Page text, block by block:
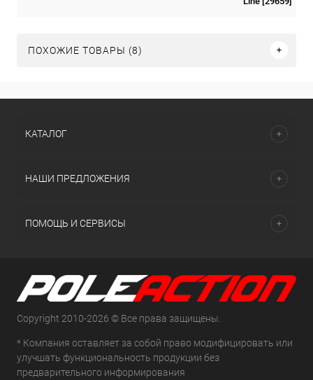
ПОХОЖИЕ ТОВАРЫ (8)
КАТАЛОГ
НАШИ ПРЕДЛОЖЕНИЯ
ПОМОЩЬ И СЕРВИСЫ
Copyright 2010-2026 © Все права защищены.
* Компания оставляет за собой право модифицировать или
улучшать функциональность продукции без
предварительного информирования